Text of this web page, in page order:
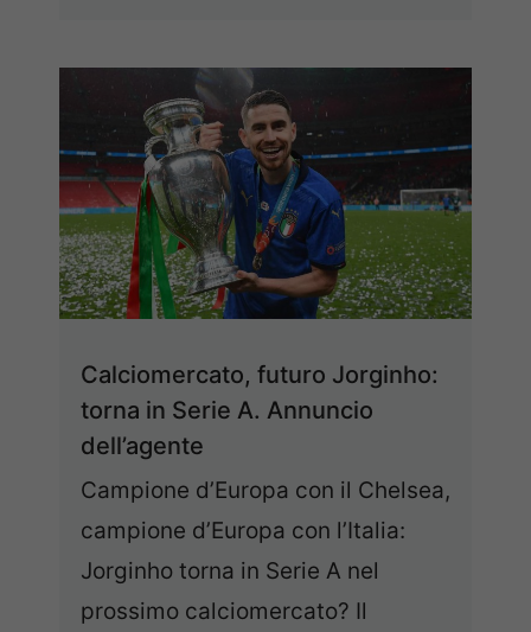
Calciomercato, futuro Jorginho:
torna in Serie A. Annuncio
dell’agente
Campione d’Europa con il Chelsea,
campione d’Europa con l’Italia:
Jorginho torna in Serie A nel
prossimo calciomercato? Il